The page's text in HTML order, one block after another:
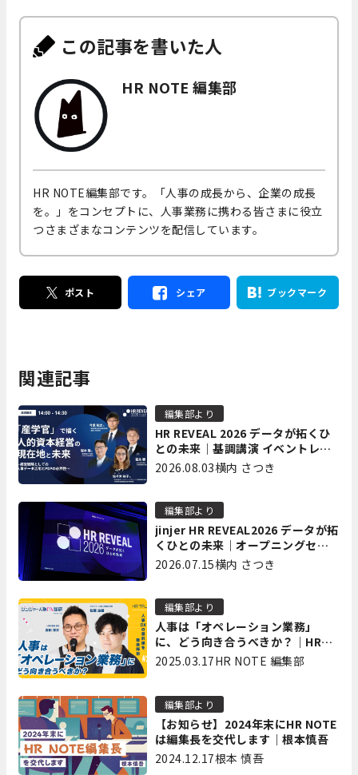
この記事を書いた人
HR NOTE 編集部
HR NOTE編集部です。「人事の成長から、企業の成長
を。」をコンセプトに、人事業務に携わる皆さまに役立
つさまざまなコンテンツを配信しています。
ポスト シェア ブックマーク
関連記事
HR REVEAL 2026 データが拓くひ
との未来｜基調講演 イベントレポ
ート後編
編集部より
2026.08.03横内 さつき
jinjer HR REVEAL2026 データが拓
くひとの未来｜オープニングセッ
ション イベントレポート前編
編集部より
2026.07.15横内 さつき
人事は「オペレーション業務」
に、どう向き合うべきか？｜HR
TALK 02～人事DXの最前線を徹底
編集部より
2025.03.17HR NOTE 編集部
【お知らせ】2024年末にHR NOTE
は編集長を交代します｜根本慎吾
編集部より
2024.12.17根本 慎吾